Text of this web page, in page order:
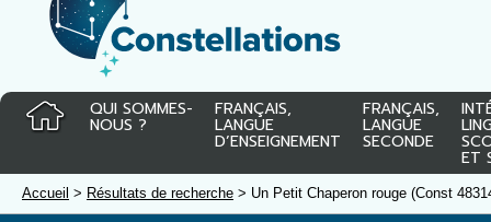
QUI SOMMES-
NOUS ?
FRANÇAIS,
LANGUE
D’ENSEIGNEMENT
FRANÇAIS,
LANGUE
SECONDE
ET
Accueil > Résultats de recherche > Un Petit Chaperon rouge (Const